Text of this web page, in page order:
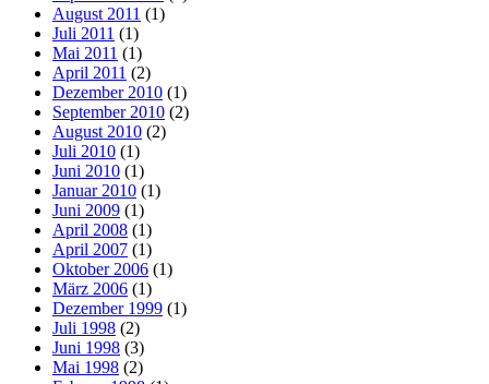
August 2011 (1)
Juli 2011 (1)
Mai 2011 (1)
April 2011 (2)
Dezember 2010 (1)
September 2010 (2)
August 2010 (2)
Juli 2010 (1)
Juni 2010 (1)
Januar 2010 (1)
Juni 2009 (1)
April 2008 (1)
April 2007 (1)
Oktober 2006 (1)
März 2006 (1)
Dezember 1999 (1)
Juli 1998 (2)
Juni 1998 (3)
Mai 1998 (2)